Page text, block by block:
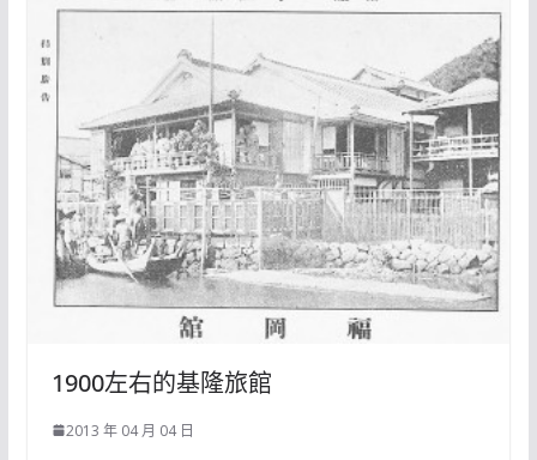
1900左右的基隆旅館
2013 年 04 月 04 日